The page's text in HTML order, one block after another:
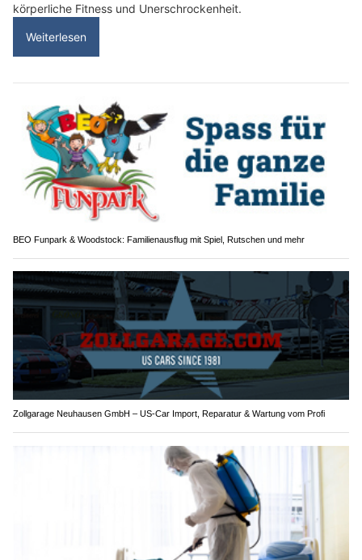
körperliche Fitness und Unerschrockenheit.
Weiterlesen
BEO Funpark & Woodstock: Familienausflug mit Spiel, Rutschen und mehr
Zollgarage Neuhausen GmbH – US-Car Import, Reparatur & Wartung vom Profi